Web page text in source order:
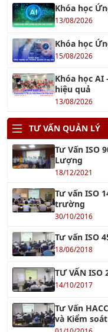
Khóa học
15/08/2026
Khóa học AI
hiệu quả
TƯ VẤN QUẢN LÝ
Lượng
18/12/2021
Tư vấn ISO
trường
Tư vấn ISO
18/06/2018
TƯ VẤN ISO
14/10/2017
Tư Vấn
và Kiểm
Tư Vấn ISO
Thực Phẩm